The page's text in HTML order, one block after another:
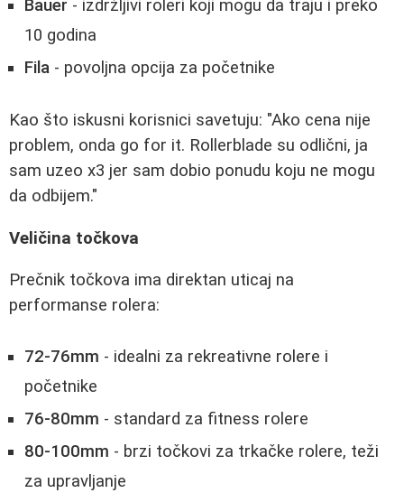
Bauer - izdržljivi roleri koji mogu da traju i preko
10 godina
Fila - povoljna opcija za početnike
Kao što iskusni korisnici savetuju: "Ako cena nije
problem, onda go for it. Rollerblade su odlični, ja
sam uzeo x3 jer sam dobio ponudu koju ne mogu
da odbijem."
Veličina točkova
Prečnik točkova ima direktan uticaj na
performanse rolera:
72-76mm - idealni za rekreativne rolere i
početnike
76-80mm - standard za fitness rolere
80-100mm - brzi točkovi za trkačke rolere, teži
za upravljanje